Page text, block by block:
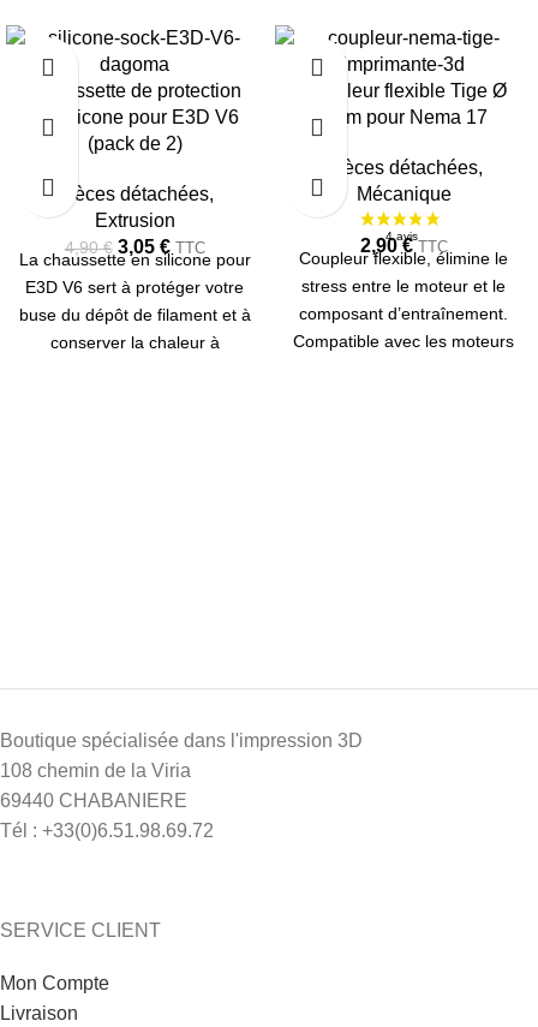
-38%
Chaussette de protection
en silicone pour E3D V6
(pack de 2)
Pièces détachées,
Extrusion
4,90€ 3,05 € TTC
La chaussette en silicone pour
E3D V6 sert à protéger votre
buse du dépôt de filament et à
conserver la chaleur à
Coupleur flexible Tige Ø
8mm pour Nema 17
Pièces détachées,
Mécanique
2,90€ TTC
Coupleur flexible, élimine le
stress entre le moteur et le
composant d’entraînement.
Compatible avec les moteurs
Boutique spécialisée dans l'impression 3D
108 chemin de la Viria
69440 CHABANIERE
Tél : +33(0)6.51.98.69.72
SERVICE CLIENT
Mon Compte
Livraison